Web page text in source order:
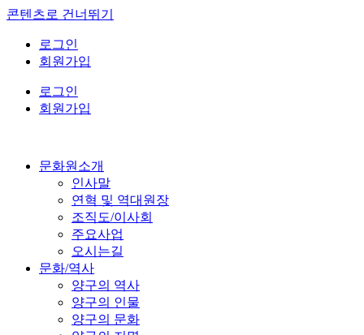
콘텐츠로 건너뛰기
로그인
회원가입
로그인
회원가입
문화원소개
인사말
연혁 및 역대원장
조직도/이사회
주요사업
오시는길
문화/역사
양구의 역사
양구의 인물
양구의 문화